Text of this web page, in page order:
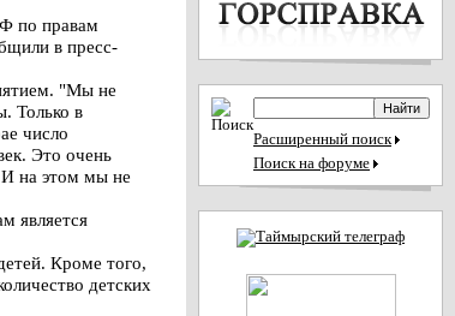
по правам
в пресс-
"Мы не
Только в
число
Это очень
И на этом мы не
является
Кроме того,
детских
Расширенный поиск
Поиск на форуме